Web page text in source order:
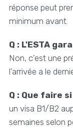
réponse peut
minimum avant.
Q : L'ESTA
Non, c'est une
l'arrivée a le
Q : Que faire
un visa B1/B2
semaines selon